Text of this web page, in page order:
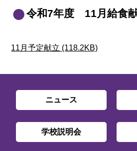
令和7年度 11月給食
11月予定献立 (118.2KB)
ニュース
学校説明会